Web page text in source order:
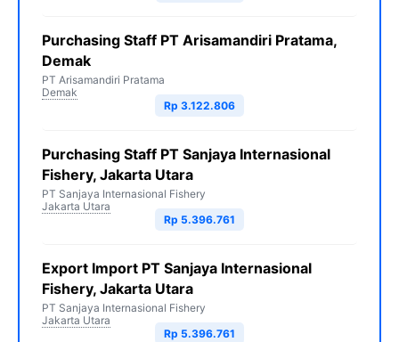
Purchasing Staff PT Arisamandiri Pratama,
Demak
PT Arisamandiri Pratama
Demak
Rp 3.122.806
Purchasing Staff PT Sanjaya Internasional
Fishery, Jakarta Utara
PT Sanjaya Internasional Fishery
Jakarta Utara
Rp 5.396.761
Export Import PT Sanjaya Internasional
Fishery, Jakarta Utara
PT Sanjaya Internasional Fishery
Jakarta Utara
Rp 5.396.761